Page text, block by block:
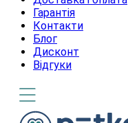
Гарантія
Контакти
Блог
Дисконт
Відгуки